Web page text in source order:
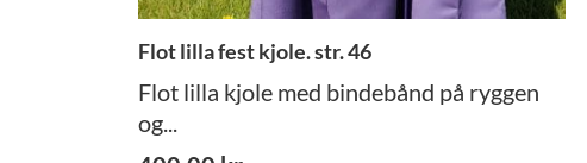
Flot lilla fest kjole. str. 46
Flot lilla kjole med bindebånd på ryggen
og...